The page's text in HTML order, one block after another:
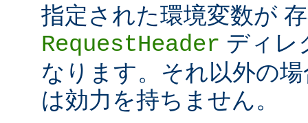
指定された環境変数が
RequestHeader ディレ
なります。それ以外の
は効力を持ちません。